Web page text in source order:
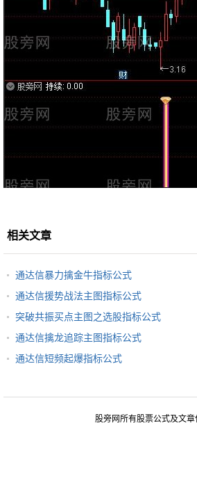
相关文章
通达信暴力擒金牛指标公式
通达信援势战法主图指标公式
突破共振买点主图之选股指标公式
通达信擒龙追踪主图指标公式
通达信短频起爆指标公式
股旁网所有股票公式及文